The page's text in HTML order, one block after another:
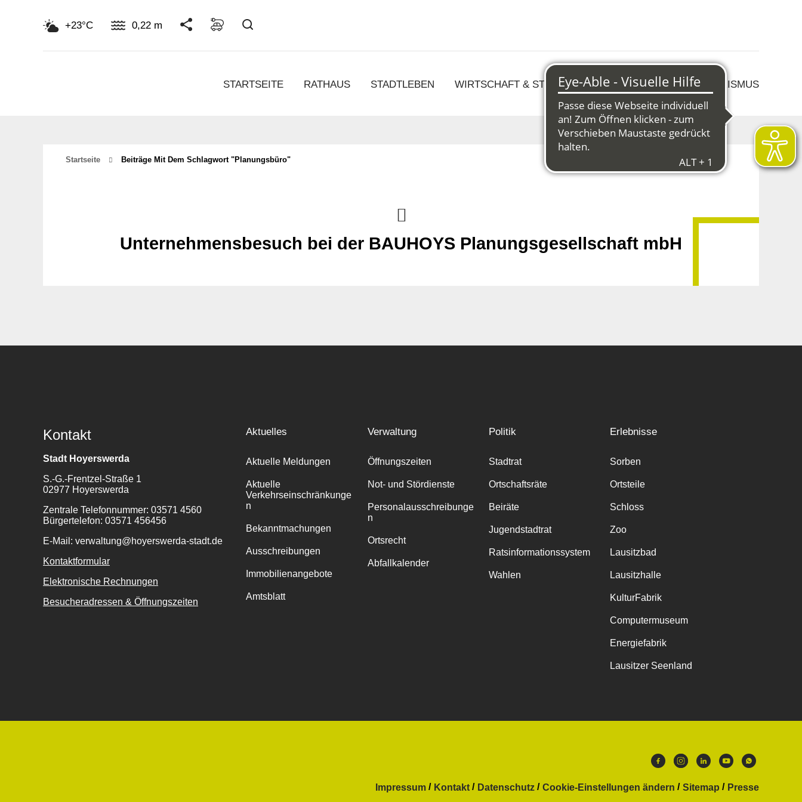
+23°C 0,22 m
STARTSEITE RATHAUS STADTLEBEN WIRTSCHAFT & STRUKTURWANDEL KULTUR & TOURISMUS
Startseite Beiträge Mit Dem Schlagwort "planungsbüro"
Unternehmensbesuch bei der BAUHOYS Planungsgesellschaft mbH
Kontakt
Stadt Hoyerswerda
S.-G.-Frentzel-Straße 1
02977 Hoyerswerda
Zentrale Telefonnummer: 03571 4560
Bürgertelefon: 03571 456456
E-Mail: verwaltung@hoyerswerda-stadt.de
Kontaktformular
Elektronische Rechnungen
Besucheradressen & Öffnungszeiten
Aktuelles
Aktuelle Meldungen
Aktuelle
Verkehrseinschränkunge
n
Bekanntmachungen
Ausschreibungen
Immobilienangebote
Amtsblatt
Verwaltung
Öffnungszeiten
Not- und Stördienste
Personalausschreibunge
n
Ortsrecht
Abfallkalender
Politik
Stadtrat
Ortschaftsräte
Beiräte
Jugendstadtrat
Ratsinformationssystem
Wahlen
Erlebnisse
Sorben
Ortsteile
Schloss
Zoo
Lausitzbad
Lausitzhalle
KulturFabrik
Computermuseum
Energiefabrik
Lausitzer Seenland
Impressum Kontakt Datenschutz Cookie-Einstellungen ändern Sitemap
Presse